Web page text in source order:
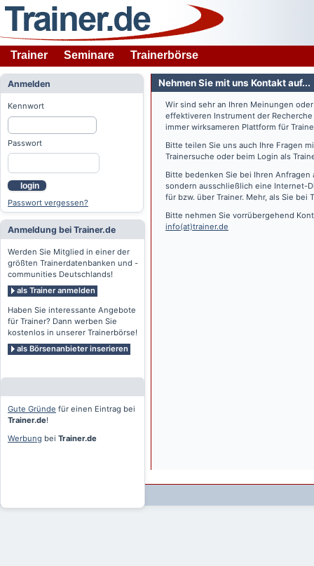
Trainer Seminare Trainerbörse
Anmelden
Kennwort
Passwort
login
Passwort vergessen?
Anmeldung bei Trainer.de
Werden Sie Mitglied in einer der
größten Trainerdatenbanken und -
communities Deutschlands!
als Trainer anmelden
Haben Sie interessante Angebote
für Trainer? Dann werben Sie
kostenlos in unserer Trainerbörse!
als Börsenanbieter inserieren
Gute Gründe für einen Eintrag bei
Trainer.de!
Werbung bei Trainer.de
Nehmen Sie mit uns Kontakt auf...
Wir sind sehr an Ihren Meinungen
effektiveren Instrument der
immer wirksameren Plattform für
Bitte teilen Sie uns auch Ihre Fragen
Trainersuche oder beim Login als
Bitte bedenken Sie bei Ihren
sondern ausschließlich eine Internet-
für bzw. über Trainer. Mehr, als Sie bei
Bitte nehmen Sie vorrübergehend
info(at)trainer.de